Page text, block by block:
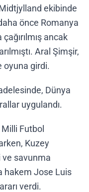
ekibinde
önce Romanya
ancak
Aral Şimşir,
oyuna girdi.
Dünya
uygulandı.
Futbol
Kuzey
savunma
hakem Jose Luis
verdi.